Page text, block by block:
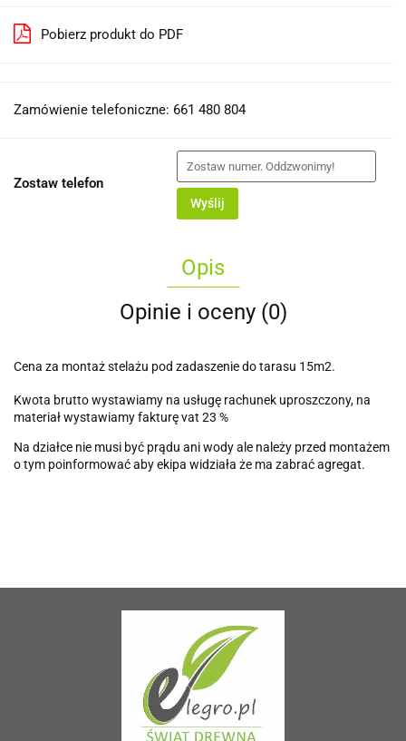
Pobierz produkt do PDF
Zamówienie telefoniczne: 661 480 804
Zostaw telefon
Wyślij
Opis
Opinie i oceny (0)
Cena za montaż stelażu pod zadaszenie do tarasu 15m2.
Kwota brutto wystawiamy na usługę rachunek uproszczony, na
materiał wystawiamy fakturę vat 23 %
Na działce nie musi być prądu ani wody ale należy przed montażem
o tym poinformować aby ekipa widziała że ma zabrać agregat.